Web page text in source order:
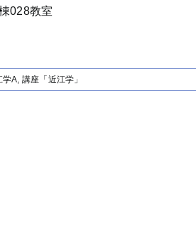
028教室
A, 講座「近江学」